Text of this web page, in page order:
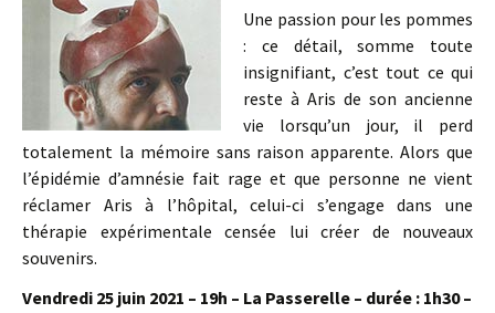
Une passion pour les pommes
: ce détail, somme toute
insignifiant, c’est tout ce qui
reste à Aris de son ancienne
vie lorsqu’un jour, il perd
totalement la mémoire sans raison apparente. Alors que
l’épidémie d’amnésie fait rage et que personne ne vient
réclamer Aris à l’hôpital, celui-ci s’engage dans une
thérapie expérimentale censée lui créer de nouveaux
souvenirs.
Vendredi 25 juin 2021 – 19h – La Passerelle – durée : 1h30 –